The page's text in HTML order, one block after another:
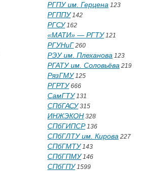
РГПУ им. Герцена 123
РГППУ142
РГСУ162
«МАТИ» — РГТУ121
РГУНиГ 260
РЭУ им. Плеханова 123
РГАТУ им. Соловьёва 219
РязГМУ125
РГРТУ666
СамГТУ131
СПбГАСУ315
ИНЖЭКОН 328
СПбГИПСР136
СПбГЛТУ им. Кирова 227
СПбГМТУ143
СПбГПМУ146
СПбГПУ1599